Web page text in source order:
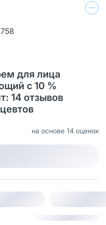
для лица
с 10 %
14 отзывов
на основе 14 оценок